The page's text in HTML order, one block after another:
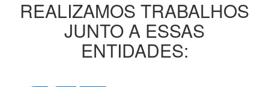
REALIZAMOS TRABALHOS
JUNTO A ESSAS
ENTIDADES: